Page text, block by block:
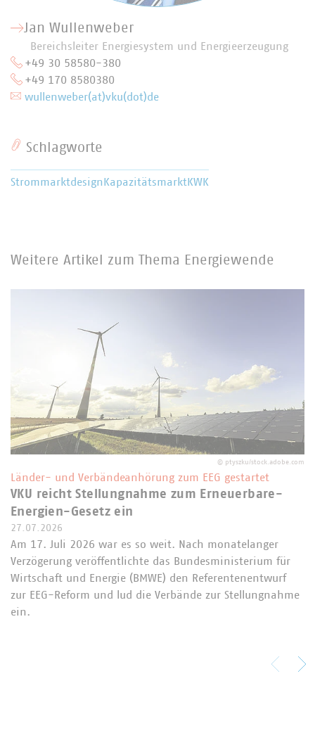
Jan Wullenweber
Bereichsleiter Energiesystem und Energieerzeugung
+49 30 58580-380
+49 170 8580380
wullenweber(at)vku(dot)de
Schlagworte
Strommarktdesign Kapazitätsmarkt KWK
Weitere Artikel zum Thema Energiewende
© ptyszku/stock.adobe.com
Länder- und Verbändeanhörung zum EEG gestartet
VKU reicht Stellungnahme zum Erneuerbare-
Energien-Gesetz ein
27.07.2026
Am 17. Juli 2026 war es so weit. Nach monatelanger
Verzögerung veröffentlichte das Bundesministerium für
Wirtschaft und Energie (BMWE) den Referentenentwurf
zur EEG-Reform und lud die Verbände zur Stellungnahme
ein.